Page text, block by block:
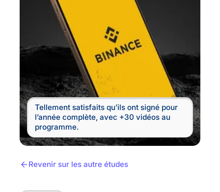
Tellement satisfaits qu’ils ont signé pour
l’année complète, avec +30 vidéos au
programme.
Revenir sur les autre études